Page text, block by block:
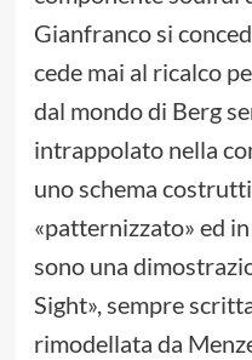
Gianfranco si
cede mai al ricalco
dal mondo di Berg
intrappolato nella
uno schema
«patternizzato» ed
sono una
Sight», sempre
rimodellata da